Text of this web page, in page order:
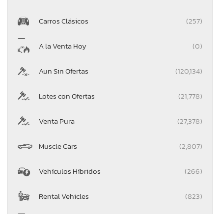
Carros Clásicos (257)
A la Venta Hoy (0)
Aun Sin Ofertas (120,134)
Lotes con Ofertas (21,778)
Venta Pura (27,378)
Muscle Cars (2,807)
Vehículos Híbridos (266)
Rental Vehicles (823)